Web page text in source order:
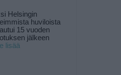
Helsingin
huviloista
15 vuoden
jälkeen
lisää